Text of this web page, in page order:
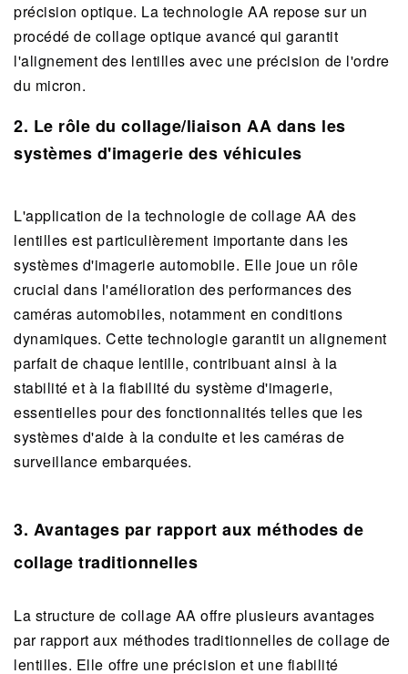
précision optique. La technologie AA repose sur un
procédé de collage optique avancé qui garantit
l'alignement des lentilles avec une précision de l'ordre
du micron.
2. Le rôle du collage/liaison AA dans les
systèmes d'imagerie des véhicules
L'application de la technologie de collage AA des
lentilles est particulièrement importante dans les
systèmes d'imagerie automobile. Elle joue un rôle
crucial dans l'amélioration des performances des
caméras automobiles, notamment en conditions
dynamiques. Cette technologie garantit un alignement
parfait de chaque lentille, contribuant ainsi à la
stabilité et à la fiabilité du système d'imagerie,
essentielles pour des fonctionnalités telles que les
systèmes d'aide à la conduite et les caméras de
surveillance embarquées.
3. Avantages par rapport aux méthodes de
collage traditionnelles
La structure de collage AA offre plusieurs avantages
par rapport aux méthodes traditionnelles de collage de
lentilles. Elle offre une précision et une fiabilité